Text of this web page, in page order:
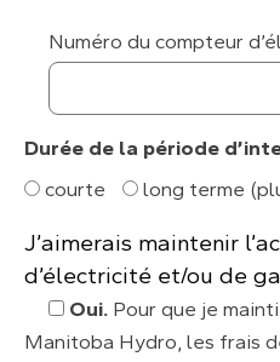
Numéro du compteur
Durée de la période
courte
long terme
J’aimerais maintenir
d’électricité et/ou de
Oui. Pour que je
Manitoba Hydro, les frais